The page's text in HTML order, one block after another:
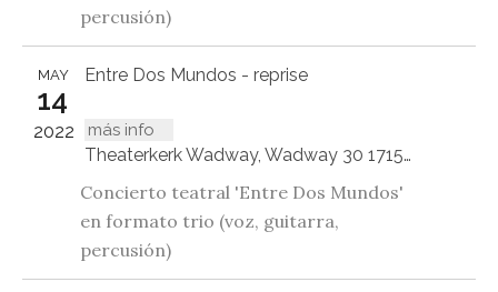
percusión)
Entre Dos Mundos - reprise
más info
MAY
14
2022
Theaterkerk Wadway, Wadway 30 1715 GZ Wadway
Concierto teatral 'Entre Dos Mundos'
en formato trio (voz, guitarra,
percusión)